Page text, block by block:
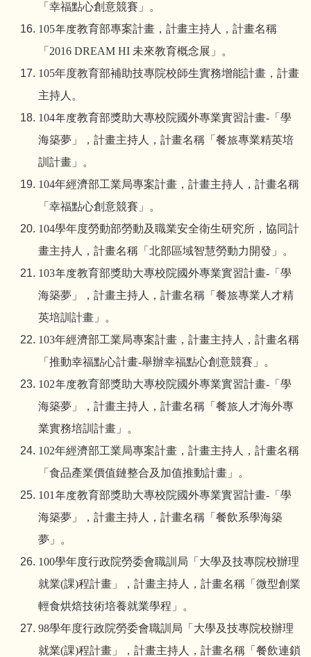
「幸福點心創意競賽」。
105年度教育部專案計畫，計畫主持人，計畫名稱
「 2016 DREAM HI 未來教育概念展」。
105年度教育部補助技專院校師生實務增能計畫，計畫
主持人。
104年度教育部獎助大專校院國外專業實習計畫- 「學
海築夢」，計畫主持人，計畫名稱「餐旅專業精英培
訓計畫」。
104年經濟部工業局專案計畫，計畫主持人，計畫名稱
「幸福點心創意競賽」。
104學年度勞動部勞動及職業安全衛生研究所，協同計
畫主持人，計畫名稱「北部區域智慧勞動力開發」。
103年度教育部獎助大專校院國外專業實習計畫- 「學
海築夢」，計畫主持人，計畫名稱「餐旅專業人才精
英培訓計畫」。
103年經濟部工業局專案計畫，計畫主持人，計畫名稱
「推動幸福點心計畫-舉辦幸福點心創意競賽」。
102年度教育部獎助大專校院國外專業實習計畫- 「學
海築夢」，計畫主持人，計畫名稱「餐旅人才海外專
業實務培訓計畫」。
102年經濟部工業局專案計畫，計畫主持人，計畫名稱
「食品產業價值鏈整合及加值推動計畫」。
101 年度教育部獎助大專校院國外專業實習計畫- 「學
海築夢」，計畫主持人，計畫名稱「餐飲系學海築
夢」。
100學年度行政院勞委會職訓局「大學及技專院校辦理
就業(課)程計畫」，計畫主持人，計畫名稱「微型創業
輕食烘焙技術培養就業學程」。
98學年度行政院勞委會職訓局「大學及技專院校辦理
就業(課)程計畫」，計畫主持人，計畫名稱「餐飲連鎖